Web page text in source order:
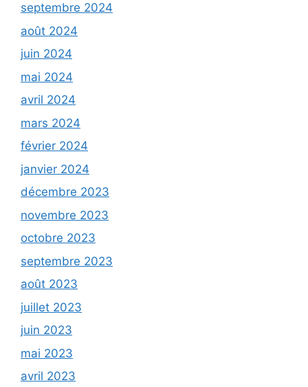
septembre 2024
août 2024
juin 2024
mai 2024
avril 2024
mars 2024
février 2024
janvier 2024
décembre 2023
novembre 2023
octobre 2023
septembre 2023
août 2023
juillet 2023
juin 2023
mai 2023
avril 2023